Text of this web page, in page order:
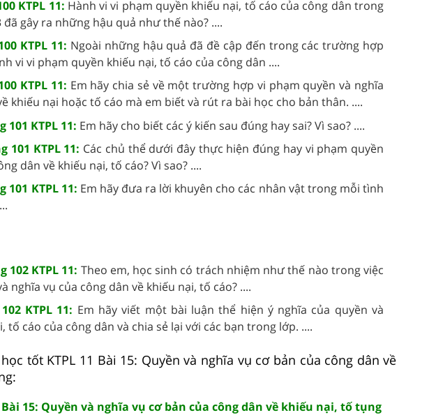
KTPL 11: Hành vi vi phạm quyền khiếu nại, tố cáo của công dân trong
gây ra những hậu quả như thế nào? ....
KTPL 11: Ngoài những hậu quả đã đề cập đến trong các trường hợp
vi vi phạm quyền khiếu nại, tố cáo của công dân ....
KTPL 11: Em hãy chia sẻ về một trường hợp vi phạm quyền và nghĩa
khiếu nại hoặc tố cáo mà em biết và rút ra bài học cho bản thân. ....
KTPL 11: Em hãy cho biết các ý kiến sau đúng hay sai? Vì sao? ....
101 KTPL 11: Các chủ thể dưới đây thực hiện đúng hay vi phạm quyền
dân về khiếu nại, tố cáo? Vì sao? ....
101 KTPL 11: Em hãy đưa ra lời khuyên cho các nhân vật trong mỗi tình
102 KTPL 11: Theo em, học sinh có trách nhiệm như thế nào trong việc
nghĩa vụ của công dân về khiếu nại, tố cáo? ....
KTPL 11: Em hãy viết một bài luận thể hiện ý nghĩa của quyền và
tố cáo của công dân và chia sẻ lại với các bạn trong lớp. ....
tốt KTPL 11 Bài 15: Quyền và nghĩa vụ cơ bản của công dân về
Bài 15: Quyền và nghĩa vụ cơ bản của công dân về khiếu nại, tố tụng